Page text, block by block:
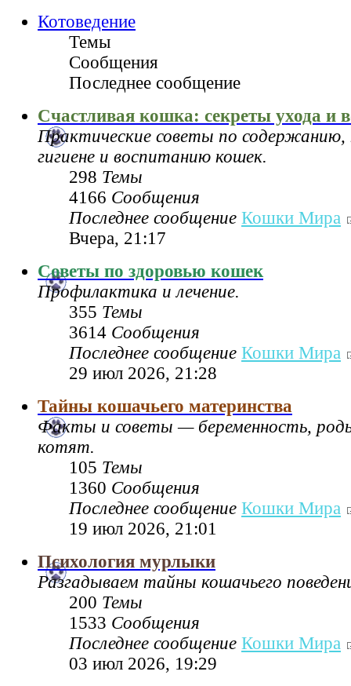
Котоведение
Темы
Сообщения
Последнее сообщение
Счастливая кошка: секреты ухода и
Практические советы по содержанию,
гигиене и воспитанию кошек.
298 Темы
4166 Сообщения
Последнее сообщение Кошки Мира
Вчера, 21:17
Советы по здоровью кошек
Профилактика и лечение.
355 Темы
3614 Сообщения
Последнее сообщение Кошки Мира
29 июл 2026, 21:28
Тайны кошачьего материнства
Факты и советы — беременность,
котят.
105 Темы
1360 Сообщения
Последнее сообщение Кошки Мира
19 июл 2026, 21:01
Психология мурлыки
Разгадываем тайны кошачьего
200 Темы
1533 Сообщения
Последнее сообщение Кошки Мира
03 июл 2026, 19:29